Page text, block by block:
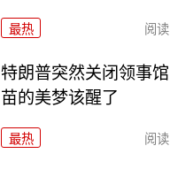
最热 阅读
特朗普突然关闭领事
苗的美梦该醒了
最热 阅读